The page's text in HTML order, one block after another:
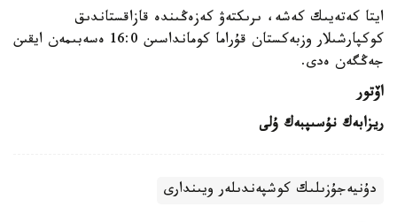
ايتا كەتەيىك كەشە، ىرىكتەۋ كەزەڭىندە قازاقستاندىق
كوكپارشىلار وزبەكستان قۇراما كومانداسىن 16:0 ەسەبىمەن ايقىن
جەڭگەن ەدى.
اۆتور
ريزابەك نۇسىپبەك ۇلى
دۇنيەجۇزىلىك كوشپەندىلەر ويىندارى